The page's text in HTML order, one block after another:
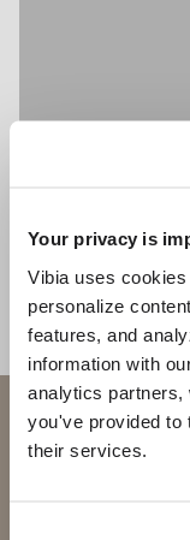
Your privacy is
Vibia uses
personalize
features, and
information with
analytics partners,
you've provided to
their services.